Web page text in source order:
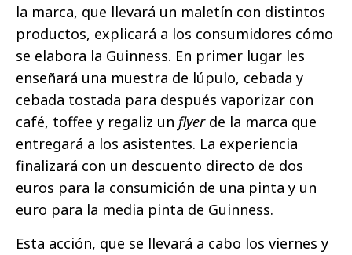
la marca, que llevará un maletín con distintos
productos, explicará a los consumidores cómo
se elabora la Guinness. En primer lugar les
enseñará una muestra de lúpulo, cebada y
cebada tostada para después vaporizar con
café, toffee y regaliz un flyerde la marca que
entregará a los asistentes. La experiencia
finalizará con un descuento directo de dos
euros para la consumición de una pinta y un
euro para la media pinta de Guinness.
Esta acción, que se llevará a cabo los viernes y